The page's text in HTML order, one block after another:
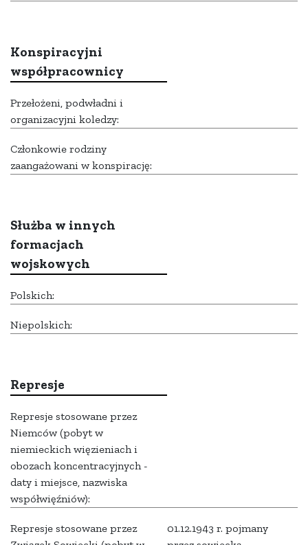
Konspiracyjni
współpracownicy
Przełożeni, podwładni i
organizacyjni koledzy:
Członkowie rodziny
zaangażowani w konspirację:
Służba w innych
formacjach
wojskowych
Polskich:
Niepolskich:
Represje
Represje stosowane przez
Niemców (pobyt w
niemieckich więzieniach i
obozach koncentracyjnych -
daty i miejsce, nazwiska
współwięźniów):
Represje stosowane przez
01.12.1943 r. pojmany